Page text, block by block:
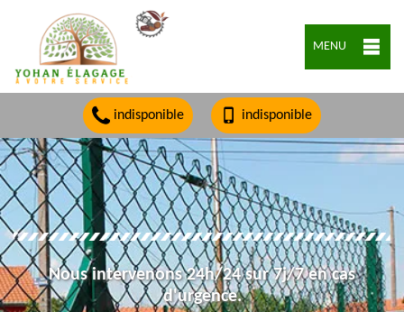
MENU
indisponible indisponible
Nous intervenons 24h/24 sur 7j/7 en cas
d'urgence.